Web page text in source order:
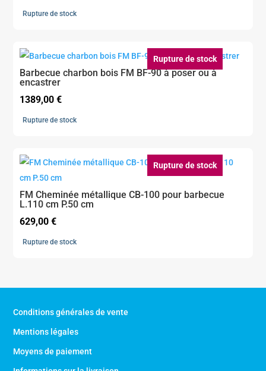
Rupture de stock
Rupture de stock
Barbecue charbon bois FM BF-90 à poser ou à
encastrer
1389,00€
Rupture de stock
Rupture de stock
FM Cheminée métallique CB-100 pour barbecue
L.110 cm P.50 cm
629,00€
Rupture de stock
Conditions générales de vente
Mentions légales
Moyens de paiement